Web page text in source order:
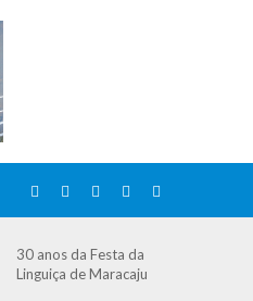
30 anos da Festa da
Linguiça de Maracaju